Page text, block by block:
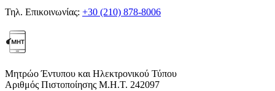
Τηλ. Επικοινωνίας: +30 (210) 878-8006
Μητρώο Έντυπου και Ηλεκτρονικού Τύπου
Αριθμός Πιστοποίησης Μ.Η.Τ. 242097